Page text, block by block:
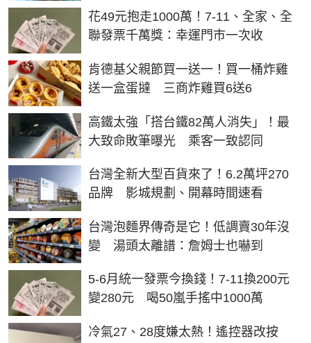
花49元抱走1000萬！7-11、全家、全
聯發票千萬獎：幸運門市一次收
肯德基父親節買一送一！買一桶炸雞
送一盒蛋撻 三商炸雞買6送6
高鐵太強「搭台鐵82萬人消失」！最
大致命敗筆曝光 乘客一致認同
台灣全新大型百貨來了！6.2萬坪270
品牌 影城規劃、開幕時間速看
台灣泡麵界傳奇是它！低調賣30年沒
變 湯頭太離譜：詹姆士也嚇到
5-6月統一發票今換錢！7-11換200元
變280元 喝50嵐手搖中1000萬
冷氣27、28度嫌太熱！遙控器改按